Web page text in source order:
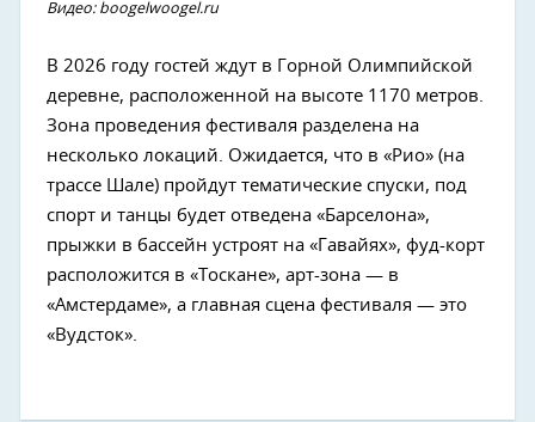
Видео: boogelwoogel.ru
В 2026 году гостей ждут в Горной Олимпийской
деревне, расположенной на высоте 1170 метров.
Зона проведения фестиваля разделена на
несколько локаций. Ожидается, что в «Рио» (на
трассе Шале) пройдут тематические спуски, под
спорт и танцы будет отведена «Барселона»,
прыжки в бассейн устроят на «Гавайях», фуд-корт
расположится в «Тоскане», арт-зона — в
«Амстердаме», а главная сцена фестиваля — это
«Вудсток».